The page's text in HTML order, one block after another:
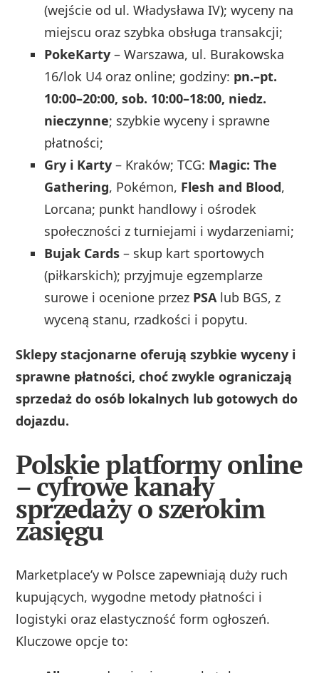
(wejście od ul. Władysława IV); wyceny na
miejscu oraz szybka obsługa transakcji;
PokeKarty – Warszawa, ul. Burakowska
16/lok U4 oraz online; godziny: pn.–pt.
10:00–20:00, sob. 10:00–18:00, niedz.
nieczynne; szybkie wyceny i sprawne
płatności;
Gry i Karty – Kraków; TCG: Magic: The
Gathering, Pokémon, Flesh and Blood,
Lorcana; punkt handlowy i ośrodek
społeczności z turniejami i wydarzeniami;
Bujak Cards – skup kart sportowych
(piłkarskich); przyjmuje egzemplarze
surowe i ocenione przez PSA lub BGS, z
wyceną stanu, rzadkości i popytu.
Sklepy stacjonarne oferują szybkie wyceny i
sprawne płatności, choć zwykle ograniczają
sprzedaż do osób lokalnych lub gotowych do
dojazdu.
Polskie platformy online
– cyfrowe kanały
sprzedaży o szerokim
zasięgu
Marketplace’y w Polsce zapewniają duży ruch
kupujących, wygodne metody płatności i
logistyki oraz elastyczność form ogłoszeń.
Kluczowe opcje to: